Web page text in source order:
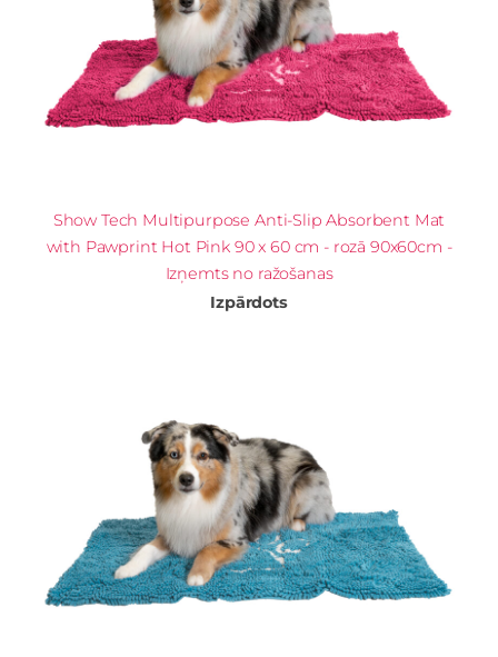
Show Tech Multipurpose Anti-Slip Absorbent Mat
with Pawprint Hot Pink 90 x 60 cm - rozā 90x60cm -
Izņemts no ražošanas
Izpārdots